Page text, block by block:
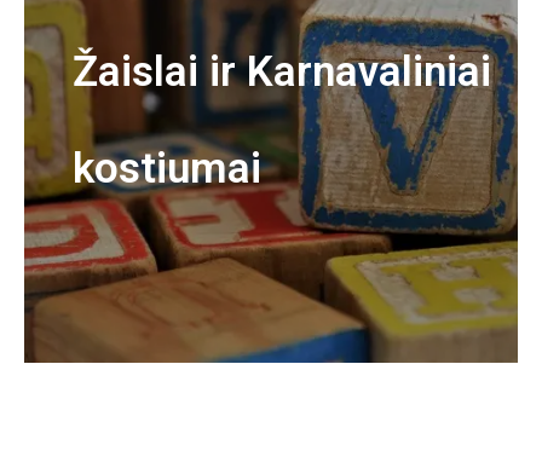
Žaislai ir Karnavaliniai
kostiumai